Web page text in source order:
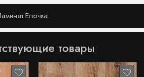
Ёлочка
товары